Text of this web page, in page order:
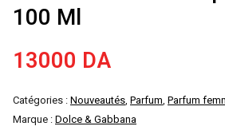
100 Ml
13000 DA
Catégories : Nouveautés, Parfum, Parfum
Marque : Dolce & Gabbana